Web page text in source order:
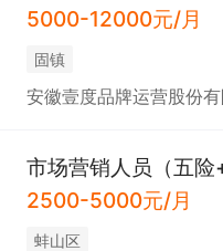
5000-12000元/月
固镇
安徽壹度品牌运营股份有
市场营销人员（五险
2500-5000元/月
蚌山区